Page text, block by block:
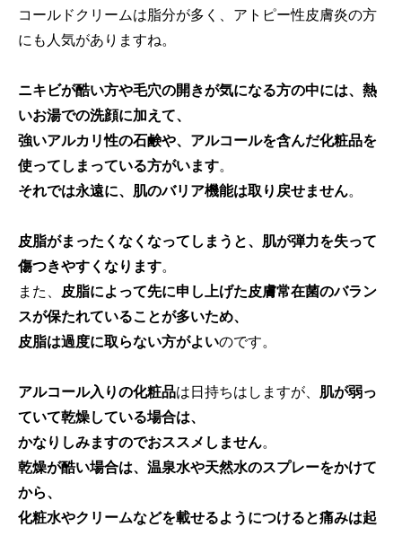
コールドクリームは脂分が多く、アトピー性皮膚炎の方
にも人気がありますね。
ニキビが酷い方や毛穴の開きが気になる方の中には、熱
いお湯での洗顔に加えて、
強いアルカリ性の石鹸や、アルコールを含んだ化粧品を
使ってしまっている方がいます。
それでは永遠に、肌のバリア機能は取り戻せません。
皮脂がまったくなくなってしまうと、肌が弾力を失って
傷つきやすくなります。
また、 皮脂によって先に申し上げた皮膚常在菌のバラン
スが保たれていることが多いため、
皮脂は過度に取らない方がよいのです。
アルコール入りの化粧品は日持ちはしますが、 肌が弱っ
ていて乾燥している場合は、
かなりしみますのでおススメしません。
乾燥が酷い場合は、温泉水や天然水のスプレーをかけて
から、
化粧水やクリームなどを載せるようにつけると痛みは起